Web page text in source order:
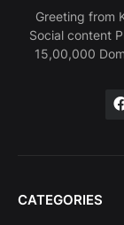
Greeting from
Social content
15,00,000
CATEGORIES